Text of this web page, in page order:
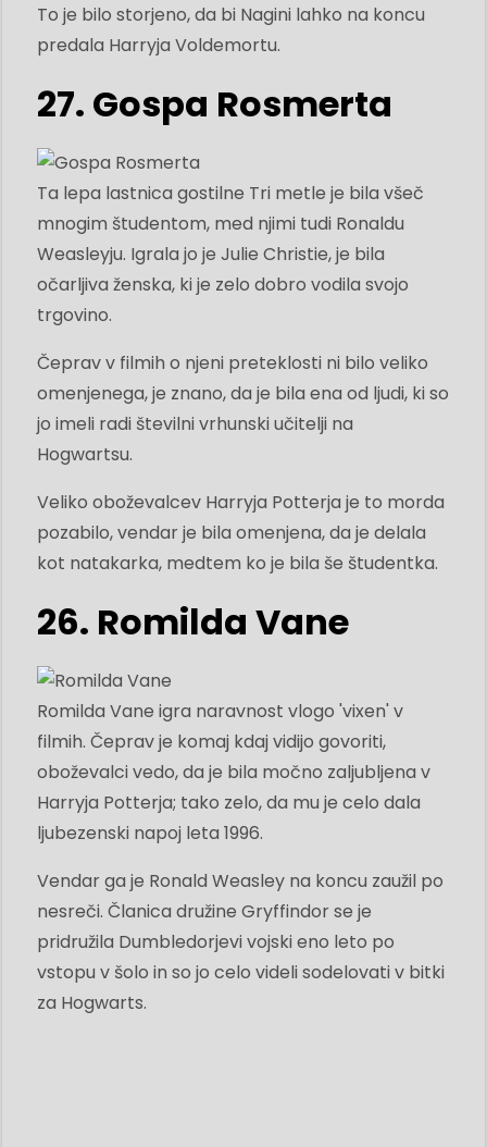
To je bilo storjeno, da bi Nagini lahko na koncu
predala Harryja Voldemortu.
27. Gospa Rosmerta
Ta lepa lastnica gostilne Tri metle je bila všeč
mnogim študentom, med njimi tudi Ronaldu
Weasleyju. Igrala jo je Julie Christie, je bila
očarljiva ženska, ki je zelo dobro vodila svojo
trgovino.
Čeprav v filmih o njeni preteklosti ni bilo veliko
omenjenega, je znano, da je bila ena od ljudi, ki so
jo imeli radi številni vrhunski učitelji na
Hogwartsu.
Veliko oboževalcev Harryja Potterja je to morda
pozabilo, vendar je bila omenjena, da je delala
kot natakarka, medtem ko je bila še študentka.
26. Romilda Vane
Romilda Vane igra naravnost vlogo 'vixen' v
filmih. Čeprav je komaj kdaj vidijo govoriti,
oboževalci vedo, da je bila močno zaljubljena v
Harryja Potterja; tako zelo, da mu je celo dala
ljubezenski napoj leta 1996.
Vendar ga je Ronald Weasley na koncu zaužil po
nesreči. Članica družine Gryffindor se je
pridružila Dumbledorjevi vojski eno leto po
vstopu v šolo in so jo celo videli sodelovati v bitki
za Hogwarts.